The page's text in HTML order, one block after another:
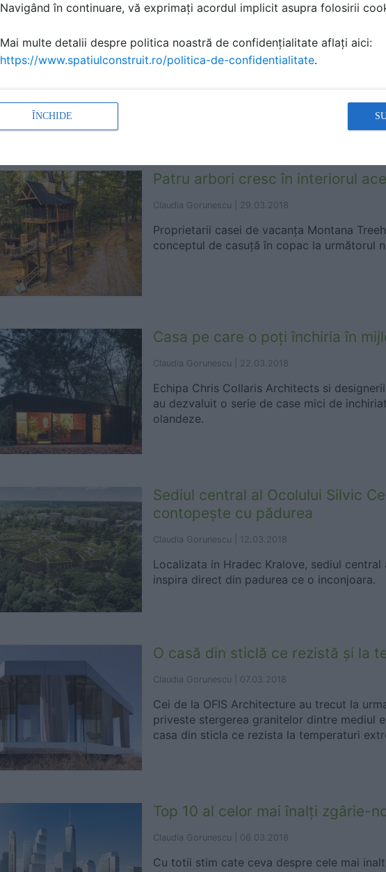
Un apartament mic, dar cu
depozitare
Claudia Gorunescu |10.02.2020
Biroul de arhitectura elii a amenajat un
care se bucura de doua niveluri si de
Patru arbori cresc în interiorul
Claudia Gorunescu | 29.03.2018
Proprietarii casei de vacanța Montana
conceptul de casuță în copac la următorul
Casa pe care o poți închiria în
Claudia Gorunescu | 22.03.2018
Echipa Chris Collaris Architects si
au dezvaluit o serie de case mici de
olandeze.
Sediul central al Ocolului Silvic
contopește cu pădurea
Claudia Gorunescu | 12.03.2018
Localizata in Hradec Kralove, sediul central
inspira direct din padurea ce o inconjoara.
O casă din sticlă ce rezistă și la
Claudia Gorunescu | 07.03.2018
Cei de la OFIS Architecture au trecut la
priveste stergerea granitelor dintre mediul
casa din sticla ce rezista la temperaturi
Top 10 al celor mai înalți zgârie-
Claudia Gorunescu | 06.03.2018
Cu totii stim cate ceva despre cele mai
Navigând în continuare, vă exprimați acordul implicit asupra folosirii
Mai multe detalii despre politica noastră de confidențialitate aflați aici:
https://www.spatiulconstruit.ro/politica-de-confidentialitate.
ÎNCHIDE